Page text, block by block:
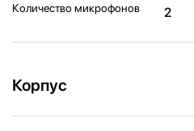
Количество микрофонов 2
Корпус